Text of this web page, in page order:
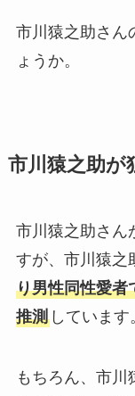
市川猿之助さん
ょうか。
市川猿之助が
市川猿之助さん
すが、市川猿之
り男性同性愛者
推測しています
もちろん、市川